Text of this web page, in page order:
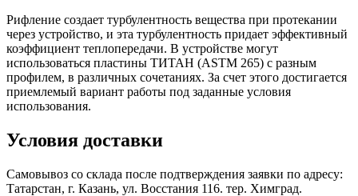
Рифление создает турбулентность вещества при протекании
через устройство, и эта турбулентность придает эффективный
коэффициент теплопередачи. В устройстве могут
использоваться пластины ТИТАН (ASTM 265) с разным
профилем, в различных сочетаниях. За счет этого достигается
приемлемый вариант работы под заданные условия
использования.
Условия доставки
Самовывоз со склада после подтверждения заявки по адресу:
Татарстан, г. Казань, ул. Восстания 116. тер. Химград.